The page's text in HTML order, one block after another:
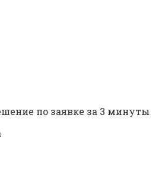
по заявке за 3 минуты